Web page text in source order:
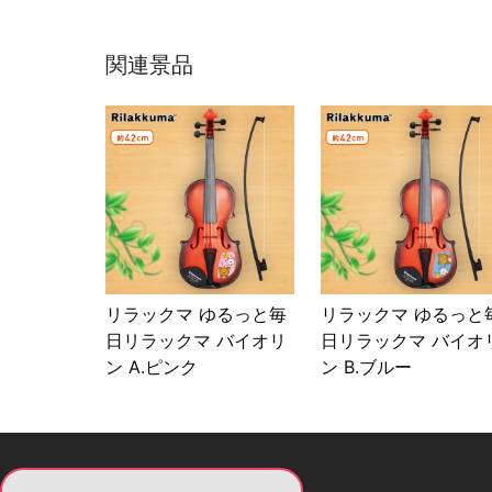
関連景品
リラックマ ゆるっと毎
日リラックマ バイオリ
ン A.ピンク
リラックマ ゆるっと
日リラックマ バイオ
ン B.ブルー